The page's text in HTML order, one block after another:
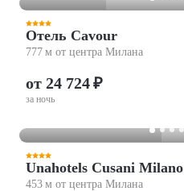
Отель Cavour
777 м от центра Милана
от 24 724 ₽
за ночь
Unahotels Cusani Milano
453 м от центра Милана